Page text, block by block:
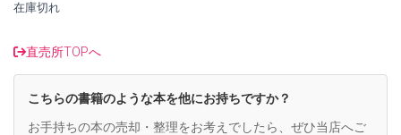
在庫切れ
直売所TOPへ
こちらの書籍のような本を他にお持ちですか？
お手持ちの本の売却・整理をお考えでしたら、ぜひ当店へご